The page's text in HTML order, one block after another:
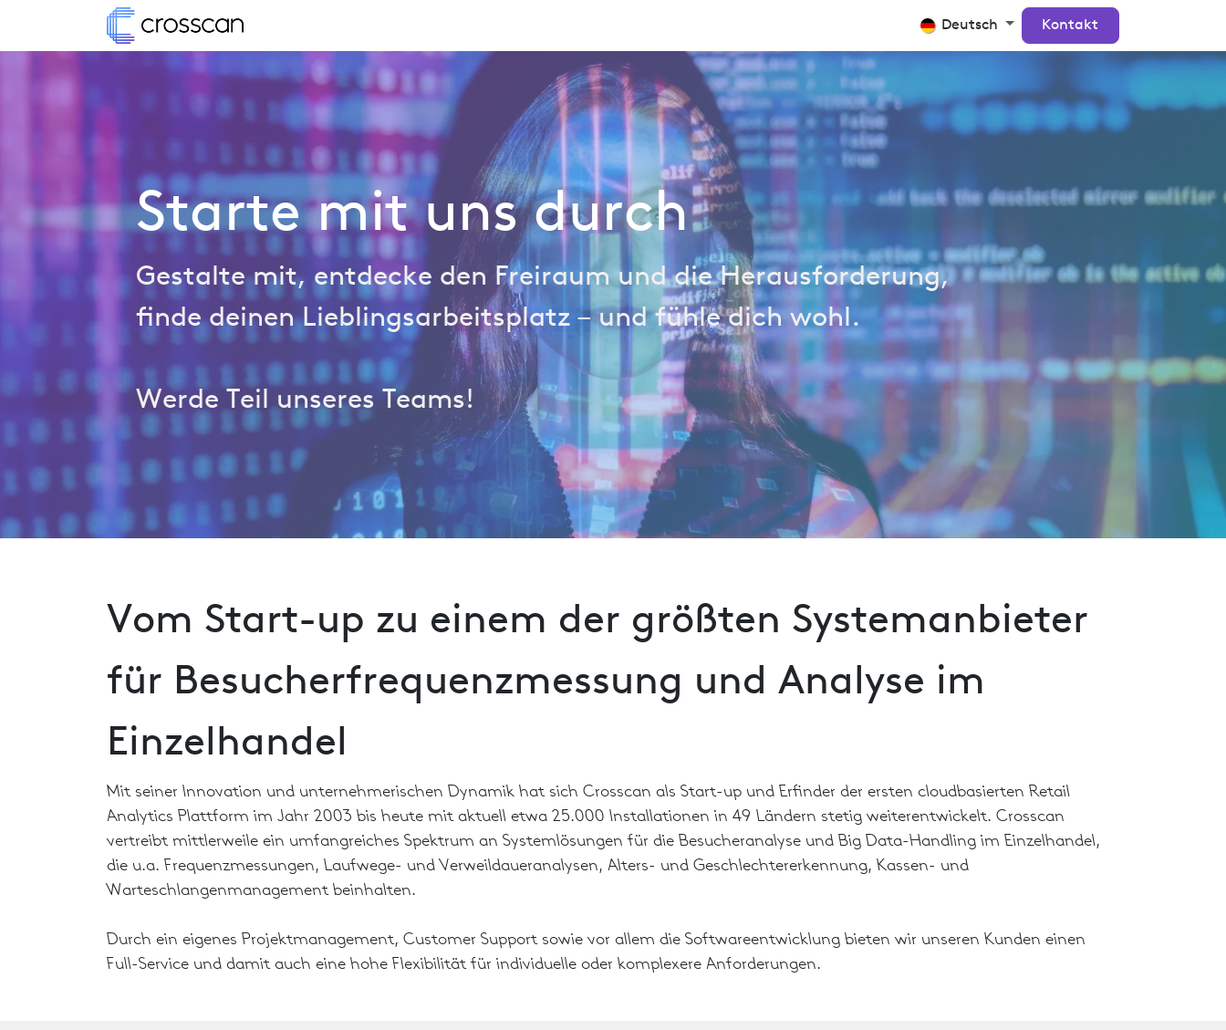
Zum Inhalt springen
Kontakt
Deutsch Kontakt
Starte mit uns durch
Gestalte mit, entdecke den Freiraum und die Herausforderung,
finde deinen Lieblingsarbeitsplatz – und fühle dich wohl.
Werde Teil unseres Teams!
Vom Start-up zu einem der größten Systemanbieter
für Besucherfrequenzmessung und Analyse im
Einzelhandel
Mit seiner Innovation und unternehmerischen Dynamik hat sich Crosscan als Start-up und Erfinder der ersten cloudbasierten Retail
Analytics Plattform im Jahr 2003 bis heute mit aktuell etwa 25.000 Installationen in 49 Ländern stetig weiterentwickelt. Crosscan
vertreibt mittlerweile ein umfangreiches Spektrum an Systemlösungen für die Besucheranalyse und Big Data-Handling im Einzelhandel,
die u.a. Frequenzmessungen, Laufwege- und Verweildaueranalysen, Alters- und Geschlechtererkennung, Kassen- und
Warteschlangenmanagement beinhalten.
Durch ein eigenes Projektmanagement, Customer Support sowie vor allem die Softwareentwicklung bieten wir unseren Kunden einen
Full-Service und damit auch eine hohe Flexibilität für individuelle oder komplexere Anforderungen.